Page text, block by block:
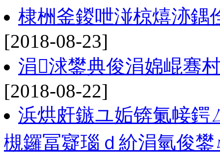
棣栦釜鍐呭湴椋熺洂鍝
[2018-08-23]
涓浗鐢典俊涓婂崐骞
[2018-08-22]
浜烘皯鏃ユ姤锛氭帹鍔
槻鑼冨寲瑙ｄ紒涓氫俊